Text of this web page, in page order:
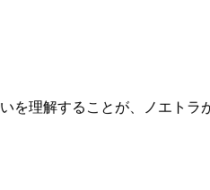
を理解することが、ノエトラ